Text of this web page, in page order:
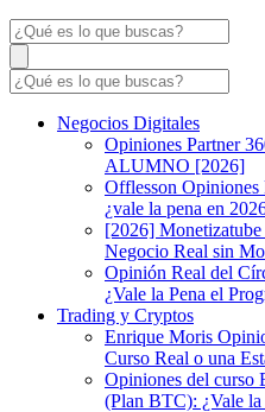
Negocios Digitales
Opiniones Partner
ALUMNO [2026]
Offlesson
¿vale la pena en
[2026]
Negocio Real sin
Opinión Real del
¿Vale la Pena el
Trading y Cryptos
Enrique Moris
Curso Real o una
Opiniones del curso
(Plan BTC): ¿Vale la